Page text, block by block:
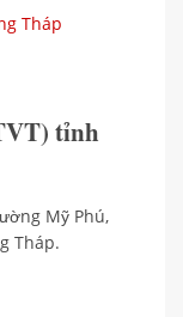
Tháp
tỉnh
Mỹ Phú,
Tháp.